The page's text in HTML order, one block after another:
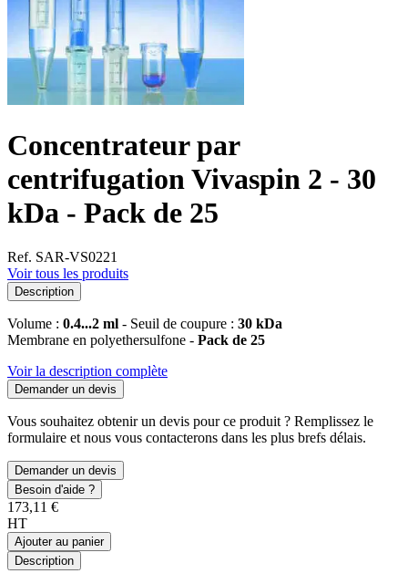
Concentrateur par
centrifugation Vivaspin 2 - 30
kDa - Pack de 25
Ref. SAR-VS0221
Voir tous les produits
Description
Volume : 0.4...2 ml - Seuil de coupure : 30 kDa
Membrane en polyethersulfone - Pack de 25
Voir la description complète
Demander un devis
Vous souhaitez obtenir un devis pour ce produit ? Remplissez le
formulaire et nous vous contacterons dans les plus brefs délais.
Demander un devis
Besoin d'aide ?
173,11 €
HT
Ajouter au panier
Description